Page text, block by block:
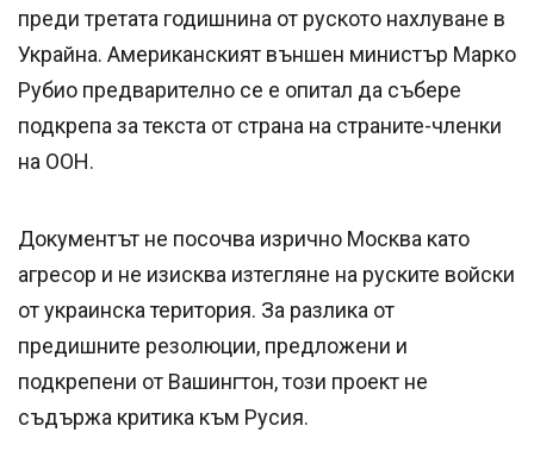
преди третата годишнина от руското нахлуване в
Украйна. Американският външен министър Марко
Рубио предварително се е опитал да събере
подкрепа за текста от страна на страните-членки
на ООН.
Документът не посочва изрично Москва като
агресор и не изисква изтегляне на руските войски
от украинска територия. За разлика от
предишните резолюции, предложени и
подкрепени от Вашингтон, този проект не
съдържа критика към Русия.